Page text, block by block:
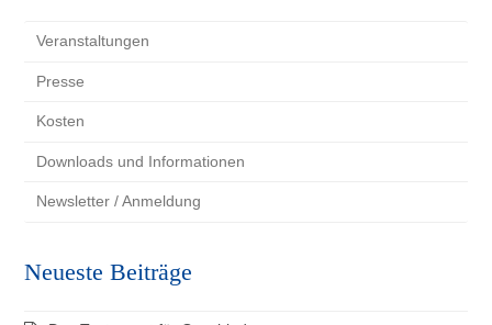
Veranstaltungen
Presse
Kosten
Downloads und Informationen
Newsletter / Anmeldung
Neueste Beiträge